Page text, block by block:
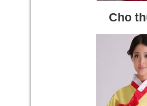
Cho